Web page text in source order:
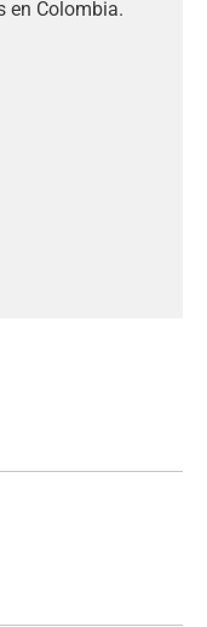
en Colombia.